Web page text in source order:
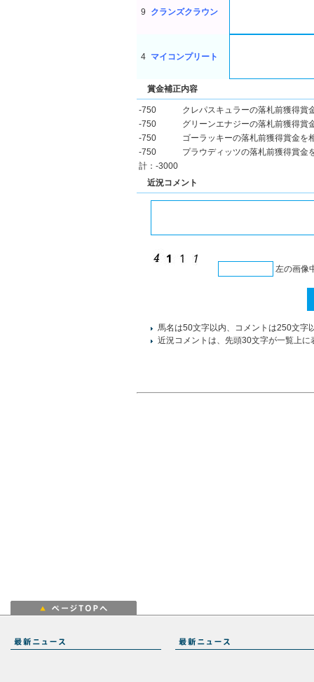
9 クランズクラウン
4 マイコンプリート
賞金補正内容
-750
クレパスキュラーの落札前獲得賞
-750
グリーンエナジーの落札前獲得賞
-750
ゴーラッキーの落札前獲得賞金を
-750
プラウディッツの落札前獲得賞金
計：-3000
近況コメント
左の画像
馬名は50文字以内、コメントは250文字
近況コメントは、先頭30文字が一覧上に